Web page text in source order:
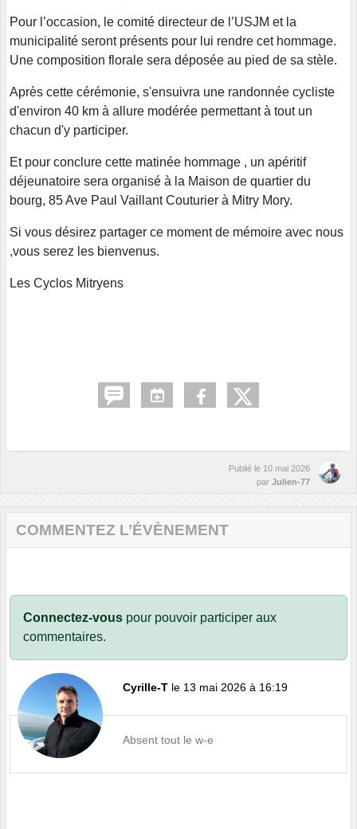
Pour l’occasion, le comité directeur de l’USJM et la
municipalité seront présents pour lui rendre cet hommage.
Une composition florale sera déposée au pied de sa stèle.
Après cette cérémonie, s'ensuivra une randonnée cycliste
d'environ 40 km à allure modérée permettant à tout un
chacun d'y participer.
Et pour conclure cette matinée hommage , un apéritif
déjeunatoire sera organisé à la Maison de quartier du
bourg, 85 Ave Paul Vaillant Couturier à Mitry Mory.
Si vous désirez partager ce moment de mémoire avec nous
,vous serez les bienvenus.
Les Cyclos Mitryens
Publié le 10 mai 2026
par Julien-77
COMMENTEZ L’ÉVÈNEMENT
Connectez-vous pour pouvoir participer aux
commentaires.
Cyrille-T le 13 mai 2026 à 16:19
Absent tout le w-e